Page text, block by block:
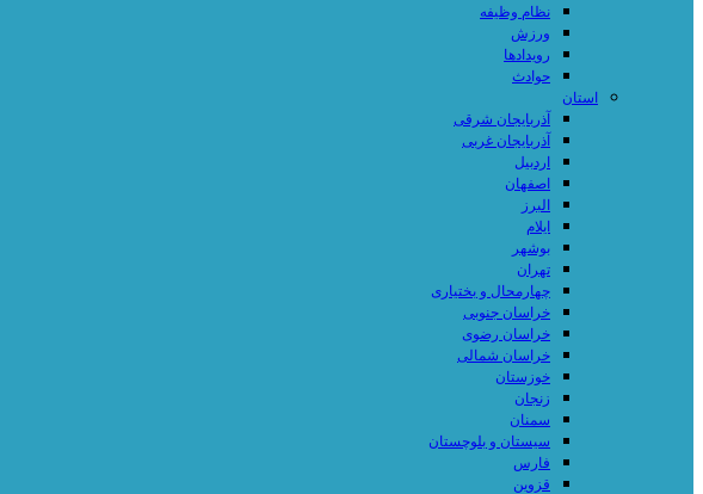
نظام وظیفه
ورزش
رویدادها
حوادث
استان
آذربایجان شرقی
آذربایجان غربی
اردبیل
اصفهان
البرز
ایلام
بوشهر
تهران
چهارمحال و بختیاری
خراسان جنوبی
خراسان رضوی
خراسان شمالی
خوزستان
زنجان
سمنان
سیستان و بلوچستان
فارس
قزوین